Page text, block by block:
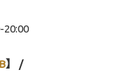
20:00
】 /